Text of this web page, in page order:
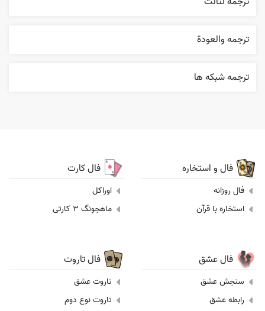
ترجمه والعودة
ترجمه شبکه ها
فال و استخاره
فال روزانه
استخاره با قرآن
فال کارت
اوراکل
ماهجونگ 3 کارتی
فال عشق
سنجش عشق
رابطه عشق
فال تاروت
تاروت عشق
تاروت نوع دوم